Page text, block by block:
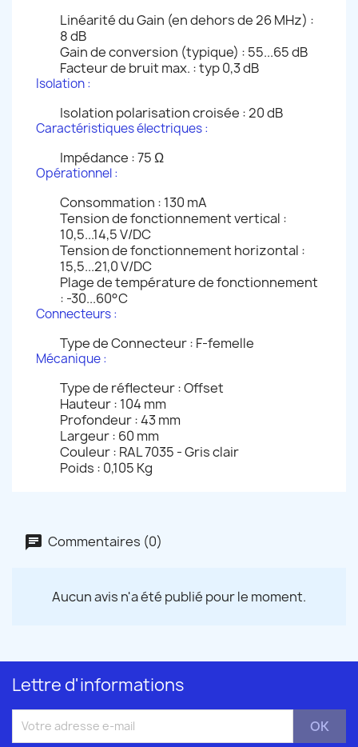
Linéarité du Gain (en dehors de 26 MHz) :
8 dB
Gain de conversion (typique) : 55...65 dB
Facteur de bruit max. : typ 0,3 dB
Isolation :
Isolation polarisation croisée : 20 dB
Caractéristiques électriques :
Impédance : 75 Ω
Opérationnel :
Consommation : 130 mA
Tension de fonctionnement vertical :
10,5...14,5 V/DC
Tension de fonctionnement horizontal :
15,5...21,0 V/DC
Plage de température de fonctionnement
: -30...60°C
Connecteurs :
Type de Connecteur : F-femelle
Mécanique :
Type de réflecteur : Offset
Hauteur : 104 mm
Profondeur : 43 mm
Largeur : 60 mm
Couleur : RAL 7035 - Gris clair
Poids : 0,105 Kg
Commentaires (0)
Aucun avis n'a été publié pour le moment.
Lettre d'informations